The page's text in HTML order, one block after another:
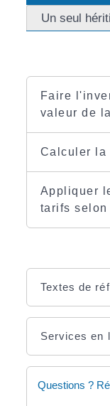
Un seul
Faire
valeur de
Calculer la
Appliquer
tarifs
Textes de
Services en
Questions ?